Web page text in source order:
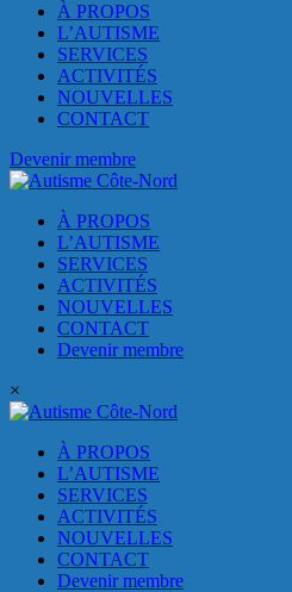
À PROPOS
L’AUTISME
SERVICES
ACTIVITÉS
NOUVELLES
CONTACT
Devenir membre
À PROPOS
L’AUTISME
SERVICES
ACTIVITÉS
NOUVELLES
CONTACT
Devenir membre
×
À PROPOS
L’AUTISME
SERVICES
ACTIVITÉS
NOUVELLES
CONTACT
Devenir membre